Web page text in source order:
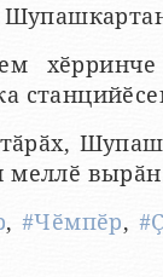
меллӗ
,#Чӗмпӗр,